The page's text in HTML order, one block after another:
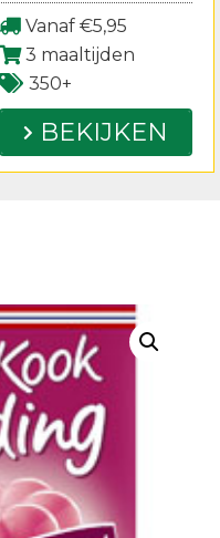
Vanaf €5,95
3 maaltijden
350+
BEKIJKEN